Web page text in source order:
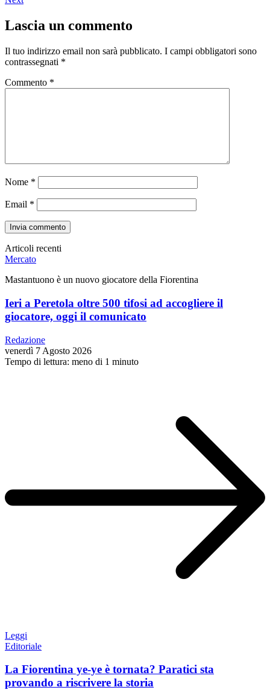
Lascia un commento
Il tuo indirizzo email non sarà pubblicato. I campi obbligatori sono
contrassegnati *
Commento *
Nome *
Email *
Articoli recenti
Mercato
Mastantuono è un nuovo giocatore della Fiorentina
Ieri a Peretola oltre 500 tifosi ad accogliere il
giocatore, oggi il comunicato
Redazione
venerdì 7 Agosto 2026
Tempo di lettura: meno di 1 minuto
Leggi
Editoriale
La Fiorentina ye-ye è tornata? Paratici sta
provando a riscrivere la storia